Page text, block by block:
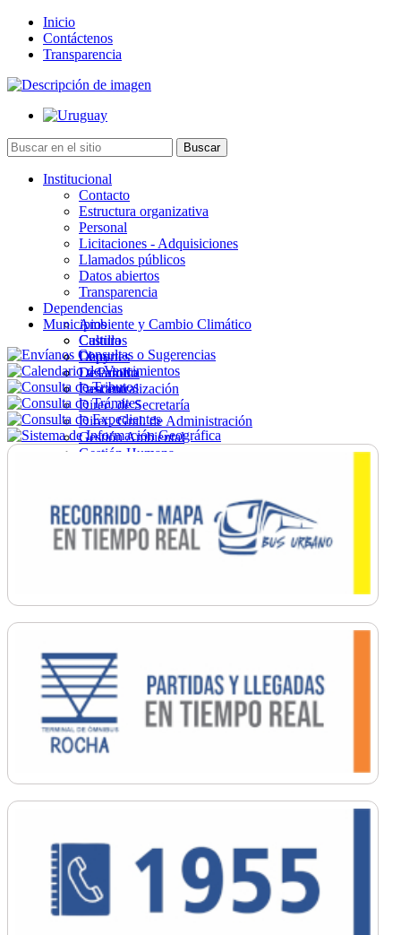
Inicio
Contáctenos
Transparencia
Institucional
Contacto
Estructura organizativa
Personal
Licitaciones - Adquisiciones
Llamados públicos
Datos abiertos
Transparencia
Dependencias
Ambiente y Cambio Climático
Cultura
Deportes
Desarrollo
Descentralización
Direc. de Secretaría
Direc. Gral. de Administración
Gestión Ambiental
Gestión Humana
Ordenamiento
Promoción Social
Salud
Secretaría General
Municipios
Castillos
Chuy
La Paloma
Lascano